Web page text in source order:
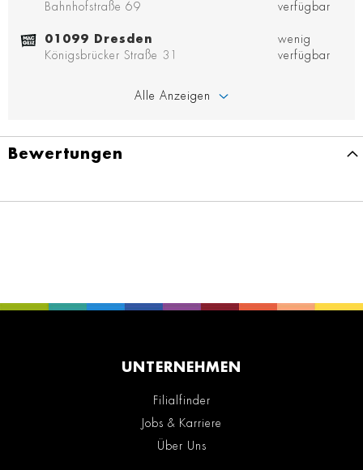
Bahnhofstraße 69
verfügbar
01099 Dresden
Königsbrücker Straße 31
wenig
verfügbar
Alle Anzeigen
Bewertungen
UNTERNEHMEN
Filialfinder
Jobs & Karriere
Über Uns